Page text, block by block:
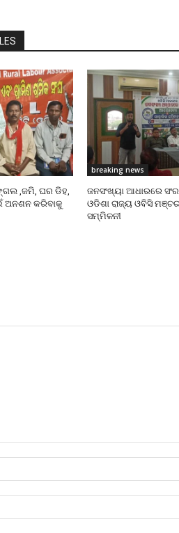
,ଜମି, ଘର ଡିହ,
ଅନଶନ କରିବାକୁ
breaking news
ଜନସଂଖ୍ୟା ଆଧାରରେ
ଓଡିଶା ରାଜ୍ୟ ଓବିସି
ସମ୍ମିଳନୀ